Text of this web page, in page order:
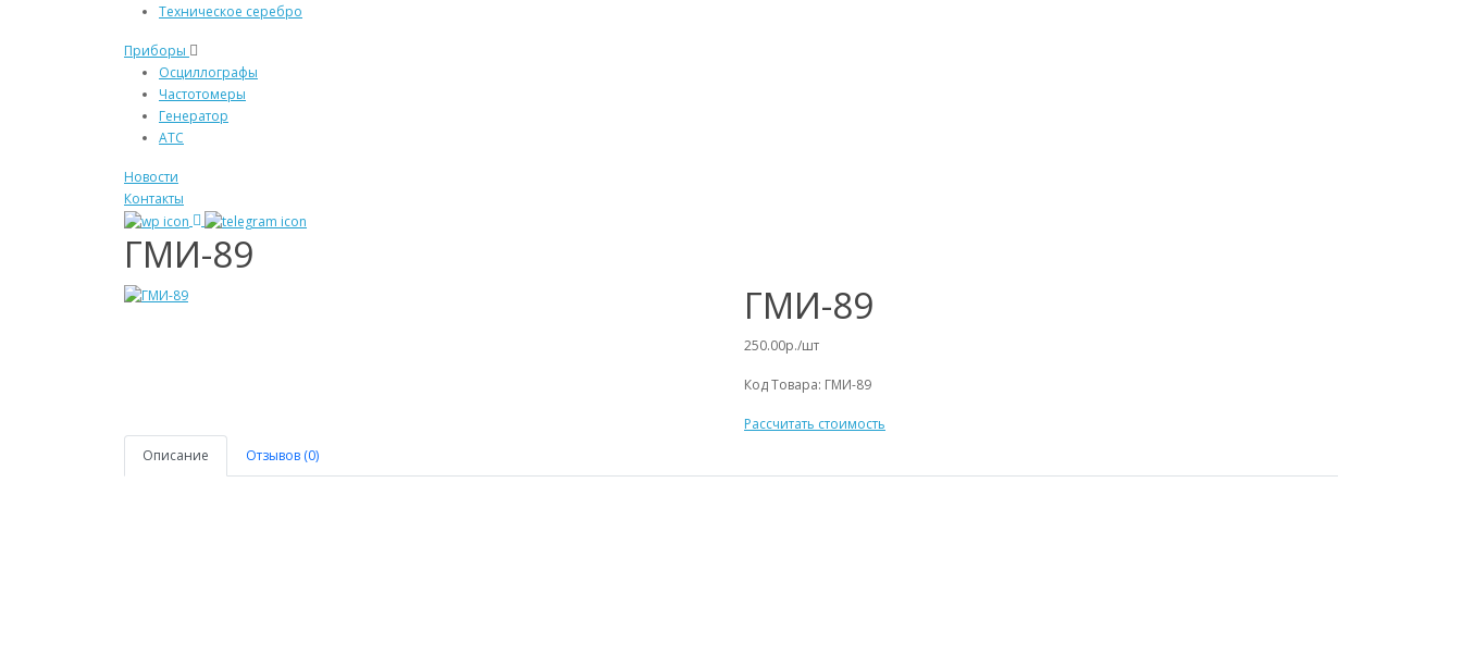
Техническое серебро
Приборы
Осциллографы
Частотомеры
Генератор
АТС
Новости
Контакты
ГМИ-89
ГМИ-89
250.00р./шт
Код Товара: ГМИ-89
Рассчитать стоимость
Описание
Отзывов (0)